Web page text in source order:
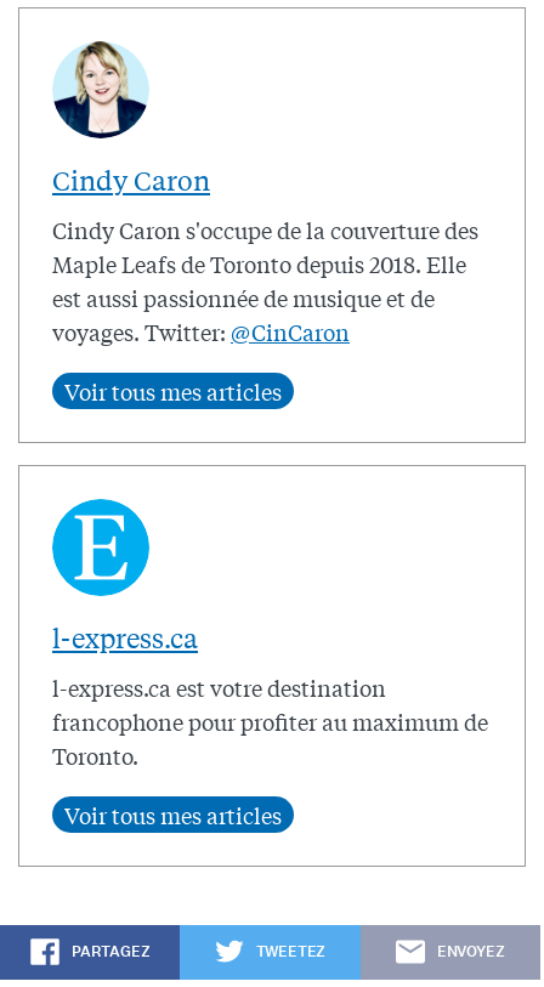
Cindy Caron
Cindy Caron s'occupe de la couverture des
Maple Leafs de Toronto depuis 2018. Elle
est aussi passionnée de musique et de
voyages. Twitter: @CinCaron
l-express.ca
l-express.ca est votre destination
francophone pour profiter au maximum de
Toronto.
PARTAGEZ TWEETEZ ENVOYEZ